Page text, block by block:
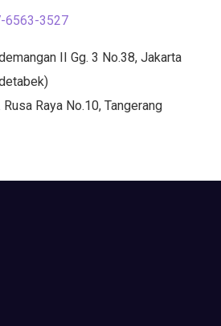
6563-3527
II Gg. 3 No.38, Jakarta
Raya No.10, Tangerang